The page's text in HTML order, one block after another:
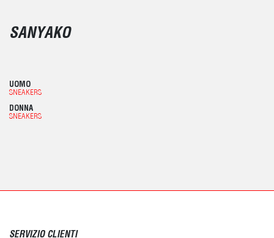
SANYAKO
UOMO
SNEAKERS
DONNA
SNEAKERS
SERVIZIO CLIENTI